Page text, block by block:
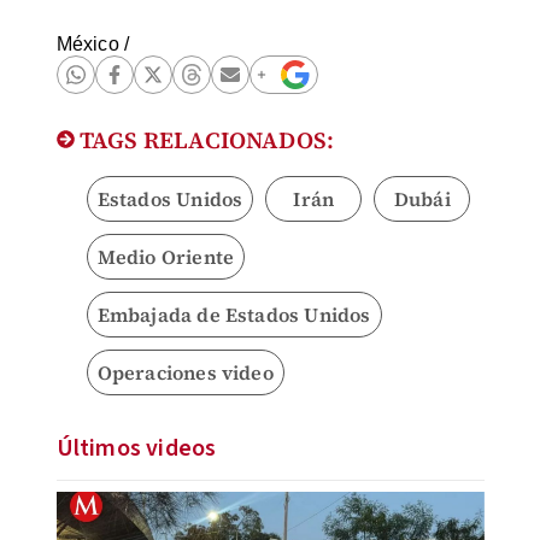
México/
TAGS RELACIONADOS:
Estados Unidos Irán Dubái
Medio Oriente
Embajada de Estados Unidos
Operaciones video
Últimos videos